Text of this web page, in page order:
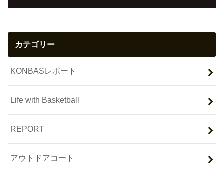
カテゴリー
KONBASレポート
Life with Basketball
REPORT
アウトドアコート